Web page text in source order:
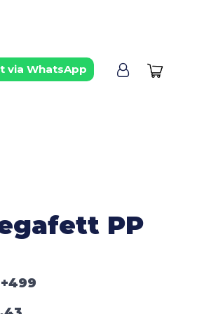
via WhatsApp
PP